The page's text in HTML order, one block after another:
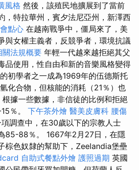
風格 然後，該殖民地擴展到了當前
，特拉華州，賓夕法尼亞州，新澤西
點心 在越南戰爭中，僵局來了，美
與女權主義者，反競爭者，環境抗議
法規概要 年輕一代越來越拒絕其父
品使用，性自由和新的音樂風格變得
初學者之一成為1969年的伍德斯托
化合物，但核能的消耗（21％）也
根據一些數據，非信徒的比例和拒絕
％。 下午茶外燴 醫美皮膚科 腰傷
調查中，在30歲以下的宗教人士
85-88％。 1667年2月27日，在隱
棕色奴隸的幫助下，Zeelandia堡壘
自助式餐點外燴 護照過期 英國